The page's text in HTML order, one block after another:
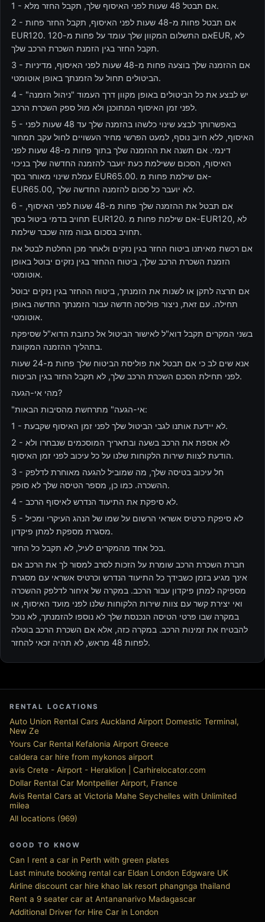
1 - אם תבטל 48 שעות לפני האיסוף שלך, תקבל החזר מלא.
2 - אם תבטל פחות מ-48 שעות לפני האיסוף, תקבל החזר פחות
EUR120. אם התשלום המקוון שלך עומד על פחות מ-120EUR, לא
תקבל החזר בגין הזמנת השכרת הרכב שלך.
3 - אם ההזמנה שלך בוצעה פחות מ-48 שעות לפני האיסוף, מדיניות
הביטולים תחול על הזמנתך באופן אוטומטי.
4 - יש לבצע את כל הביטולים באופן מקוון דרך העמוד "ניהול הזמנה"
לפני זמן האיסוף המתוכנן ולא מול ספק השכרת הרכב.
5 - באפשרותך לבצע שינוי כלשהו בהזמנה שלך עד 48 שעות לפני
האיסוף, ללא חיוב נוסף, למעט הפרשי מחיר העשויים לחול עקב תמחור
דינמי. אם תשנה את ההזמנה שלך בתוך פחות מ-48 שעות לפני
האיסוף, הסכום ששילמת כעת יועבר להזמנה החדשה שלך בניכוי
עמלת שינוי מאוחר בסך EUR65.00. אם שילמת פחות מ-
EUR65.00, לא יועבר כל סכום להזמנה החדשה שלך.
6 - אם תבטל את ההזמנה שלך פחות מ-48 שעות לפני האיסוף,
תחויב בדמי ביטול בסך EUR120. אם שילמת פחות מ-EUR120, לא
תחויב בסכום גבוה מזה שכבר שילמת.
אם רכשת מאיתנו ביטוח החזר בגין נזקים ולאחר מכן החלטת לבטל את
הזמנת השכרת הרכב שלך, ביטוח ההחזר בגין נזקים יבוטל באופן
אוטומטי.
אם תרצה לתקן או לשנות את הזמנתך, ביטוח ההחזר בגין נזקים יבוטל
תחילה. עם זאת, ניצור פוליסה חדשה עבור הזמנתך החדשה באופן
אוטומטי.
בשני המקרים תקבל דוא"ל לאישור הביטול אל כתובת הדוא"ל שסיפקת
בתהליך ההזמנה המקוונת.
אנא שים לב כי אם תבטל את פוליסת הביטוח שלך פחות מ-24 שעות
לפני תחילת הסכם השכרת הרכב שלך, לא תקבל החזר בגין הביטוח.
מהי אי-הגעה?
"אי-הגעה" מתרחשת מהסיבות הבאות:
1 - לא יידעת אותנו לגבי הביטול שלך לפני זמן האיסוף שקבעת.
2 - לא אספת את הרכב בשעה ובתאריך המוסכמים שנבחרו ולא
הודעת לצוות שירות הלקוחות שלנו על כל עיכוב לפני זמן האיסוף.
3 - חל עיכוב בטיסה שלך, מה שמוביל להגעה מאוחרת לדלפק
ההשכרה. כמו כן, מספר הטיסה שלך לא סופק.
4 - לא סיפקת את התיעוד הנדרש לאיסוף הרכב.
5 - לא סיפקת כרטיס אשראי הרשום על שמו של הנהג העיקרי ומכיל
מסגרת מספקת למתן פיקדון.
בכל אחד מהמקרים לעיל, לא תקבל כל החזר.
חברת השכרת הרכב שומרת על הזכות לסרב למסור לך את הרכב אם
אינך מגיע בזמן כשבידך כל התיעוד הנדרש וכרטיס אשראי עם מסגרת
מספיקה למתן פיקדון עבור הרכב. במקרה של איחור לדלפק ההשכרה
ואי יצירת קשר עם צוות שירות הלקוחות שלנו לפני מועד האיסוף, או
במקרה שבו פרטי הטיסה הנכנסת שלך לא נוספו להזמנתך, לא נוכל
להבטיח את זמינות הרכב. במקרה כזה, אלא אם השכרת הרכב בוטלה
לפחות 48 מראש, לא תהיה זכאי להחזר.
RENTAL LOCATIONS
Auto Union Rental Cars Auckland Airport Domestic Terminal,
New Ze
Yours Car Rental Kefalonia Airport Greece
caldera car hire from mykonos airport
avis Crete - Airport - Heraklion | Carhirelocator.com
Dollar Rental Car Montpellier Airport, France
Avis Rental Cars at Victoria Mahe Seychelles with Unlimited
milea
All locations (969)
GOOD TO KNOW
Can I rent a car in Perth with green plates
Last minute booking rental car Eldan London Edgware UK
Airline discount car hire khao lak resort phangnga thailand
Rent a 9 seater car at Antananarivo Madagascar
Additional Driver for Hire Car in London